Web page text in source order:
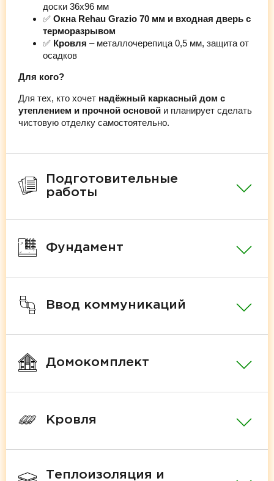
доски 36х96 мм
✅ Окна Rehau Grazio 70 мм и входная дверь с
терморазрывом
✅ Кровля – металлочерепица 0,5 мм, защита от
осадков
Для кого?
Для тех, кто хочет надёжный каркасный дом с
утеплением и прочной основой и планирует сделать
чистовую отделку самостоятельно.
Подготовительные
работы
Фундамент
Ввод коммуникаций
Домокомплект
Кровля
Теплоизоляция и